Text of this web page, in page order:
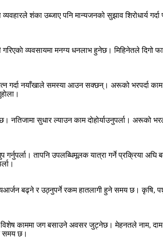
शंका उब्जाए पनि मान्यजनको सुझाव शिरोधार्य
व्यवसायमा मनग्य धनलाभ हुनेछ। मिहिनेतले दिगो
गर्दा नयाँखाले समस्या आउन सक्छन्। अरूको भरपर्दा
नतिजामा सुधार ल्याउन काम दोहोर्याउनुपर्ला।
तापनि उपलब्धिमूलक यात्रा गर्ने प्रक्रिया
बढ्ने र उठ्नुपर्ने रकम हातलागी हुने समय छ। कृषि,
काममा जग बसाउने अवसर जुट्नेछ। मेहनतले नाम, दाम
समय छ।